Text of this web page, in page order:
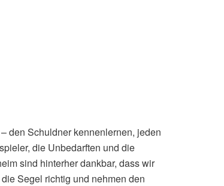
den Schuldner kennenlernen, jeden
die Unbedarften und die
sind hinterher dankbar, dass wir
Segel richtig und nehmen den